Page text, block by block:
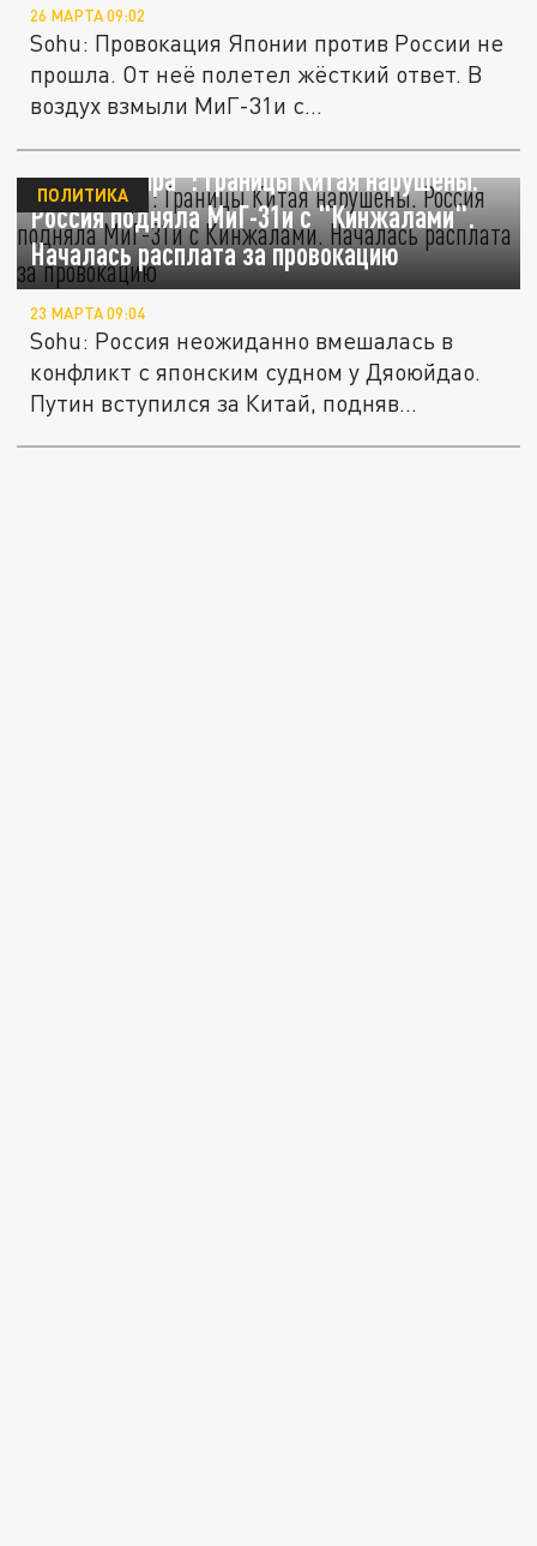
26 МАРТА 09:02
Sohu: Провокация Японии против России не
прошла. От неё полетел жёсткий ответ. В
воздух взмыли МиГ-31и с...
Пошла "жара": Границы Китая нарушены.
Россия подняла МиГ-31и с "Кинжалами".
Началась расплата за провокацию
ПОЛИТИКА
23 МАРТА 09:04
Sohu: Россия неожиданно вмешалась в
конфликт с японским судном у Дяоюйдао.
Путин вступился за Китай, подняв...